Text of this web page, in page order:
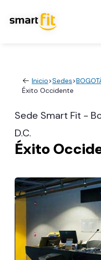
Inicio>Sedes>
Éxito Occidente
Sede Smart Fit -
D.C.
Éxito